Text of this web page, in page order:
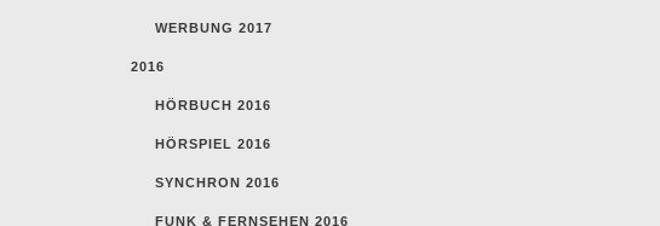
WERBUNG 2017
2016
HÖRBUCH 2016
HÖRSPIEL 2016
SYNCHRON 2016
FUNK & FERNSEHEN 2016